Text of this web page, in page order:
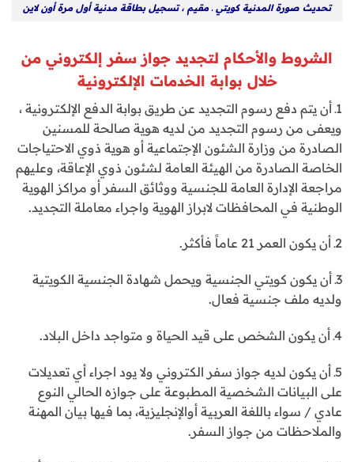
تحديث صورة المدنية كويتي ـ مقيم ، تسجيل بطاقة مدنية أول مرة أون لاين
الشروط والأحكام لتجديد جواز سفر إلكتروني من
خلال بوابة الخدمات الإلكترونية
1ـ أن يتم دفع رسوم التجديد عن طريق بوابة الدفع الإلكترونية ،
ويعفى من رسوم التجديد من لديه هوية صالحة للمسنين
الصادرة من وزارة الشئون الإجتماعية أو هوية ذوي الاحتياجات
الخاصة الصادرة من الهيئة العامة لشئون ذوي الإعاقة، وعليهم
مراجعة الإدارة العامة للجنسية ووثائق السفر أو مراكز الهوية
الوطنية في المحافظات لابراز الهوية واجراء معاملة التجديد.
2ـ أن يكون العمر 21 عاماً فأكثر.
3ـ أن يكون كويتي الجنسية ويحمل شهادة الجنسية الكويتية
ولديه ملف جنسية فعال.
4ـ أن يكون الشخص على قيد الحياة و متواجد داخل البلاد.
5ـ أن يكون لديه جواز سفر الكتروني ولا يود اجراء أي تعديلات
على البيانات الشخصية المطبوعة على جوازه الحالي النوع
عادي / سواء باللغة العربية أوالإنجليزية، بما فيها بيان المهنة
والملاحظات من جواز السفر.